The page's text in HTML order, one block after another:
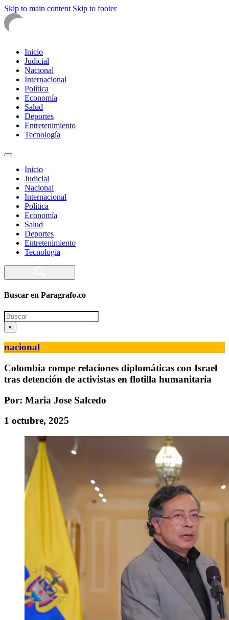
Skip to main content Skip to footer
Inicio
Judicial
Nacional
Internacional
Política
Economía
Salud
Deportes
Entretenimiento
Tecnología
Inicio
Judicial
Nacional
Internacional
Política
Economía
Salud
Deportes
Entretenimiento
Tecnología
Buscar en Paragrafo.co
Search
×
nacional
Colombia rompe relaciones diplomáticas con Israel
tras detención de activistas en flotilla humanitaria
Por: Maria Jose Salcedo
1 octubre, 2025